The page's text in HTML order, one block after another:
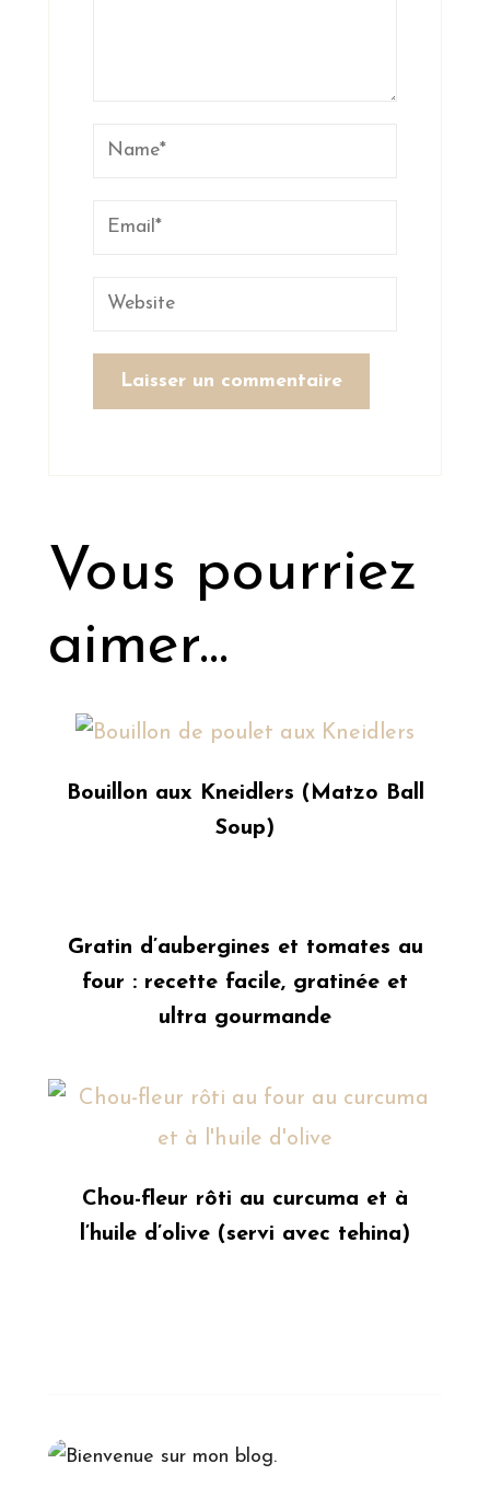
Vous pourriez
aimer...
Bouillon aux Kneidlers (Matzo Ball
Soup)
Gratin d’aubergines et tomates au
four : recette facile, gratinée et
ultra gourmande
Chou-fleur rôti au curcuma et à
l’huile d’olive (servi avec tehina)